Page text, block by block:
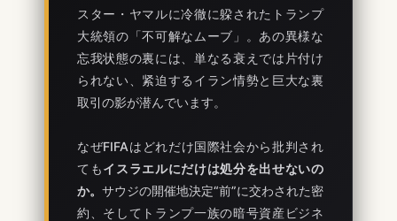
スター・ヤマルに冷徹に躱されたトランプ
大統領の「不可解なムーブ」。あの異様な
忘我状態の裏には、単なる衰えでは片付け
られない、紧迫するイラン情勢と巨大な裏
取引の影が潜んでいます。
なぜFIFAはどれだけ国際社会から批判され
てもイスラエルにだけは処分を出せないの
か。 サウジの開催地決定“前”に交わされた密
約、そしてトランプ一族の暗号資産ビジネ